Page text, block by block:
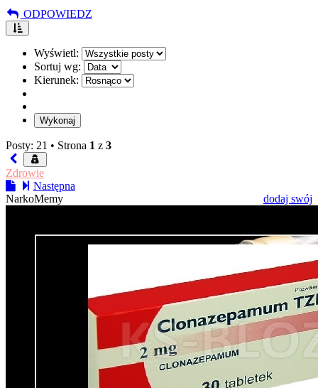
ODPOWIEDZ
Wyświetl:
Sortuj wg:
Kierunek:
Posty: 21 • Strona 1 z 3
Zdrowie
Następna
NarkoMemy
dodaj swój